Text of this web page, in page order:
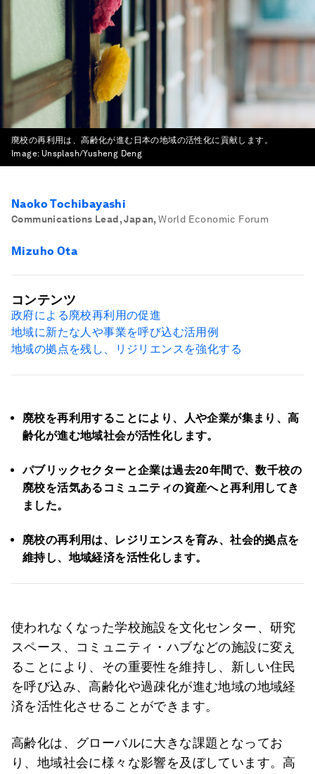
廃校の再利用は、高齢化が進む日本の地域の活性化に貢献します。
Image: Unsplash/Yusheng Deng
Naoko Tochibayashi
Communications Lead, Japan, World Economic Forum
Mizuho Ota
廃校を再利用することにより、人や企業が集まり、高
齢化が進む地域社会が活性化します。
パブリックセクターと企業は過去20年間で、数千校の
廃校を活気あるコミュニティの資産へと再利用してき
ました。
廃校の再利用は、レジリエンスを育み、社会的拠点を
維持し、地域経済を活性化します。
使われなくなった学校施設を文化センター、研究
スペース、コミュニティ・ハブなどの施設に変え
ることにより、その重要性を維持し、新しい住民
を呼び込み、高齢化や過疎化が進む地域の地域経
済を活性化させることができます。
高齢化は、グローバルに大きな課題となってお
り、地域社会に様々な影響を及ぼしています。高
コンテンツ
政府による廃校再利用の促進
地域に新たな人や事業を呼び込む活用例
地域の拠点を残し、リジリエンスを強化する